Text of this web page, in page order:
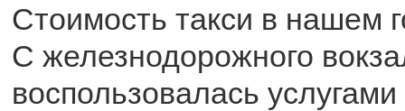
Стоимость такси в нашем
С железнодорожного
воспользовалась